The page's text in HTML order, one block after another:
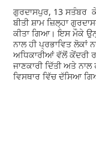
ਗੁਰਦਾਸਪੁਰ, 13 ਸਤੰਬਰ
ਬੀਤੀ ਸ਼ਾਮ ਜ਼ਿਲ੍ਹਾ
ਕੀਤਾ ਗਿਆ। ਇਸ ਮੌਕੇ
ਨਾਲ ਹੀ ਪ੍ਰਭਾਵਿਤ ਲੋਕਾਂ
ਅਧਿਕਾਰੀਆਂ ਵੱਲੋਂ ਕੇਂਦਰੀ
ਜਾਣਕਾਰੀ ਦਿੱਤੀ ਅਤੇ
ਵਿਸਥਾਰ ਵਿੱਚ ਦੱਸਿਆ